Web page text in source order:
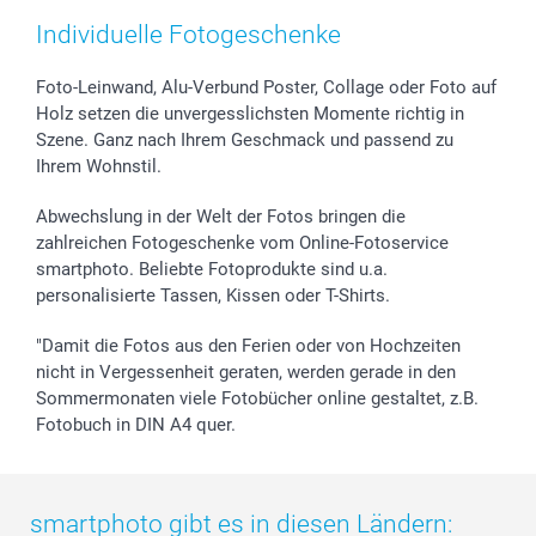
Zubehör & Material
Sticker & Etiketten
Geschenk-Gutscheine (PDF)
AGB
Presse
Partnerprogramme
Investor Relations
Widerrufsrecht
Muttertag
Kommunion & Konfirmation
Hochzeit
Geburtstag
Zu allen Anlässen
Anmelden /Registrieren
Lieferfristen
72h Lieferung
Zahlungsmöglichkeiten
Status der Bestellung
smartfriends
smartgarantie
smartbonus
Individuelle Fotogeschenke
Foto-Leinwand, Alu-Verbund Poster, Collage oder Foto auf
Holz setzen die unvergesslichsten Momente richtig in
Szene. Ganz nach Ihrem Geschmack und passend zu
Ihrem Wohnstil.
Abwechslung in der Welt der Fotos bringen die
zahlreichen Fotogeschenke vom Online-Fotoservice
smartphoto. Beliebte Fotoprodukte sind u.a.
personalisierte Tassen, Kissen oder T-Shirts.
"Damit die Fotos aus den Ferien oder von Hochzeiten
nicht in Vergessenheit geraten, werden gerade in den
Sommermonaten viele Fotobücher online gestaltet, z.B.
Fotobuch in DIN A4 quer.
smartphoto gibt es in diesen Ländern: